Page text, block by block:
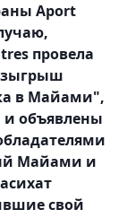
Aport
провела
в Майами",
и объявлены
Майами и
свой